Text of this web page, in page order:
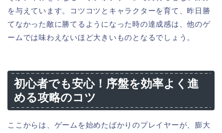
を与えています。コツコツとキャラクターを育て、昨日勝
てなかった敵に勝てるようになった時の達成感は、他のゲ
ームでは味わえないほど大きいものとなるでしょう。
初心者でも安心！序盤を効率よく進
める攻略のコツ
ここからは、ゲームを始めたばかりのプレイヤーが、膨大